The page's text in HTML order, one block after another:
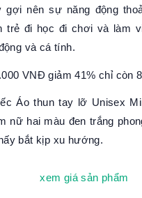
gợi nên sự năng động
trẻ đi học đi chơi và làm
và cá tính.
VNĐ giảm 41% chỉ còn
Áo thun tay lỡ Unisex
nữ hai màu đen trắng
bắt kịp xu hướng.
xem giá sản phẩm